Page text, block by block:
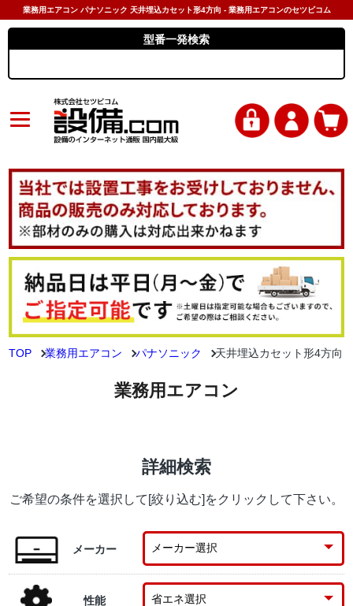
業務用エアコン パナソニック 天井埋込カセット形4方向 - 業務用エアコンのセツビコム
型番一発検索
TOP 業務用エアコン パナソニック 天井埋込カセット形4方向
業務用エアコン
詳細検索
ご希望の条件を選択して[絞り込む]をクリックして下さい。
メーカー
性能